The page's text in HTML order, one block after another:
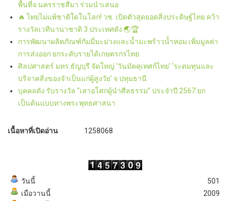
พื้นที่จ.นครราชสีมา ร่วมนำเสนอ
🔥 ไทยไม่แพ้ชาติใดในโลก! วช. เปิดตัวสุดยอดสิ่งประดิษฐ์ไทย คว้า
รางวัลเวทีนานาชาติ 3 ประเทศดัง 🌏🏆
การพัฒนาผลิตภัณฑ์กัมมี่มะม่วงและน้ำมะพร้าวน้ำหอม เพิ่มมูลค่า
การส่งออก ยกระดับรายได้เกษตรกรไทย
ศิลปศาสตร์ มทร.ธัญบุรี จัดใหญ่ ‘วันมัคคุเทศก์ไทย’ ‘ระดมทุนและ
บริจาคสิ่งของจำเป็นแก่ผู้สูงวัย’ จ.ปทุมธานี
บุคคลดัง รับรางวัล “เสาอโศกผู้นำศีลธรรม” ประจำปี 2567 ยก
เป็นต้นแบบทางพระพุทธศาสนา
เนื้อหาที่เปิดอ่าน 1258068
วันนี้
เมื่อวานนี้
501
2009